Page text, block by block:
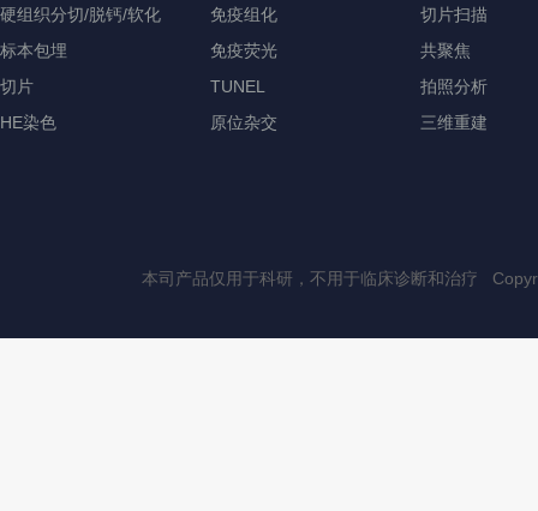
硬组织分切/脱钙/软化
标本包埋
切片
HE染色
免疫组化
免疫荧光
TUNEL
原位杂交
切片扫描
共聚焦
拍照分析
三维重建
本司产品仅用于科研，不用于临床诊断和治疗